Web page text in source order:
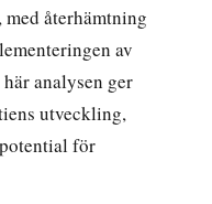
återhämtning
av
analysen ger
utveckling,
för